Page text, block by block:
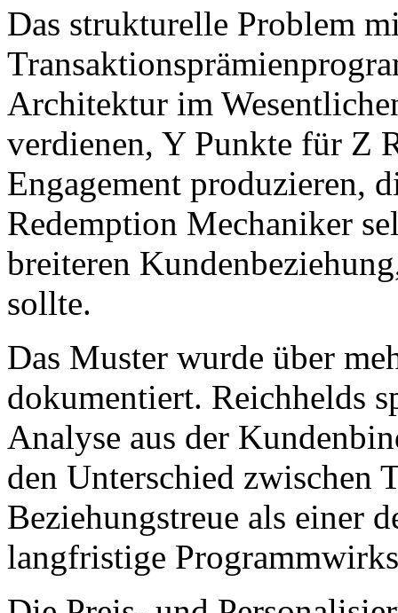
Das strukturelle Problem
Architektur im
verdienen, Y Punkte für Z
Engagement produzieren,
Redemption Mechaniker
breiteren
sollte.
Das Muster wurde über
dokumentiert. Reichhelds
Analyse aus der
den Unterschied zwischen
Beziehungstreue als einer
langfristige